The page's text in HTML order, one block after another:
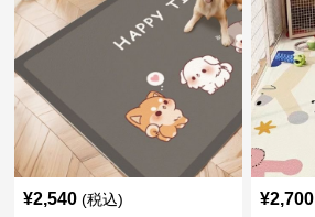
¥2,540 (税込) ¥2,700